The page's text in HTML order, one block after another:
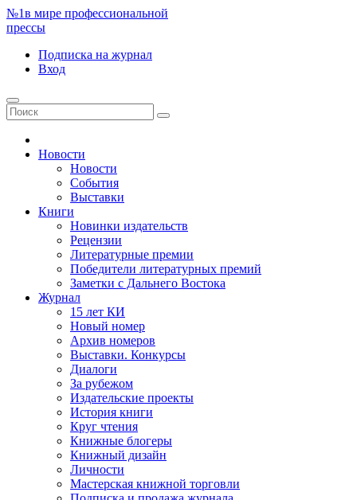
№1в мире профессиональной
прессы
Подписка на журнал
Вход
Новости
Новости
События
Выставки
Книги
Новинки издательств
Рецензии
Литературные премии
Победители литературных премий
Заметки с Дальнего Востока
Журнал
15 лет КИ
Новый номер
Архив номеров
Выставки. Конкурсы
Диалоги
За рубежом
Издательские проекты
История книги
Круг чтения
Книжные блогеры
Книжный дизайн
Личности
Мастерская книжной торговли